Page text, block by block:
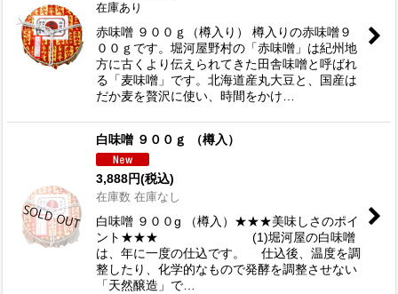
在庫あり
赤味噌 ９００ｇ（樽入り） 樽入りの赤味噌９
００ｇです。堀河屋野村の「赤味噌」は紀州地
方に古くより伝えられてきた田舎味噌と呼ばれ
る「麦味噌」です。北海道産丸大豆と、国産は
だか麦を贅沢に使い、時間をかけ…
白味噌 ９００ｇ （樽入）
3,888円(税込)
在庫数 在庫なし
白味噌 ９００g （樽入）★★★美味しさのポイ
ント★★★ (1)堀河屋の白味噌
は、年に一度の仕込です。 仕込後、温度を調
整したり、化学的なもので発酵を調整させない
「天然醸造」で…